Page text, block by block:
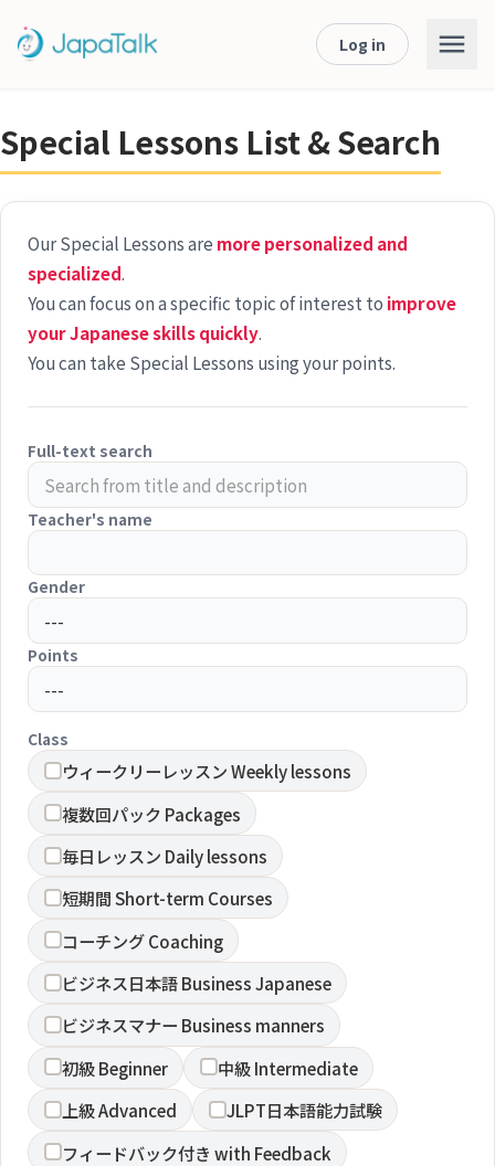
Log in
Special Lessons List & Search
Our Special Lessons are more personalized and
specialized.
You can focus on a specific topic of interest to improve
your Japanese skills quickly.
You can take Special Lessons using your points.
Full-text search
Teacher's name
Gender
Points
Class
ウィークリーレッスン Weekly lessons
複数回パック Packages
毎日レッスン Daily lessons
短期間 Short-term Courses
コーチング Coaching
ビジネス日本語 Business Japanese
ビジネスマナー Business manners
初級 Beginner
中級 Intermediate
上級 Advanced
JLPT日本語能力試験
フィードバック付き with Feedback